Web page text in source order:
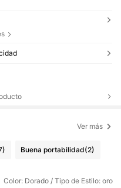
Ver más
Buena portabilidad(2)
Color: Dorado / Tipo de Estilo: oro